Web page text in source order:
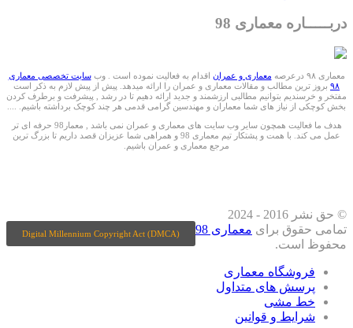
دربـــــاره معماری 98
معماری ۹۸ درعرصه معماری و عمران اقدام به فعالیت نموده است . وبسایت تخصصی معماری
۹۸ بروز ترین مطالب و مقالات معماری و عمران را ارائه میدهد. پیش از پیش لازم به ذکر است
مفتخر و خرسندیم بتوانیم مطالبی ارزشمند و جدید ارائه دهیم تا در رشد , پیشرفت و برطرف کردن
بخش کوچکی از نیاز های شما معماران و مهندسین گرامی قدمی هر چند کوچک برداشته باشیم. ....
هدف ما فعالیت همچون سایر وب سایت های معماری و عمران نمی باشد , معمار98 حرفه ای تر
عمل می کند. با همت و پشتکار تیم معماری 98 و همراهی شما عزیزان قصد داریم تا بزرگ ترین
مرجع معماری و عمران باشیم.
Digital Millennium Copyright Act (DMCA)
© حق نشر 2016 - 2024
تمامی حقوق برای معماری 98
محفوظ است.
فروشگاه معماری
پرسش های متداول
خط مشی
شرایط و قوانین